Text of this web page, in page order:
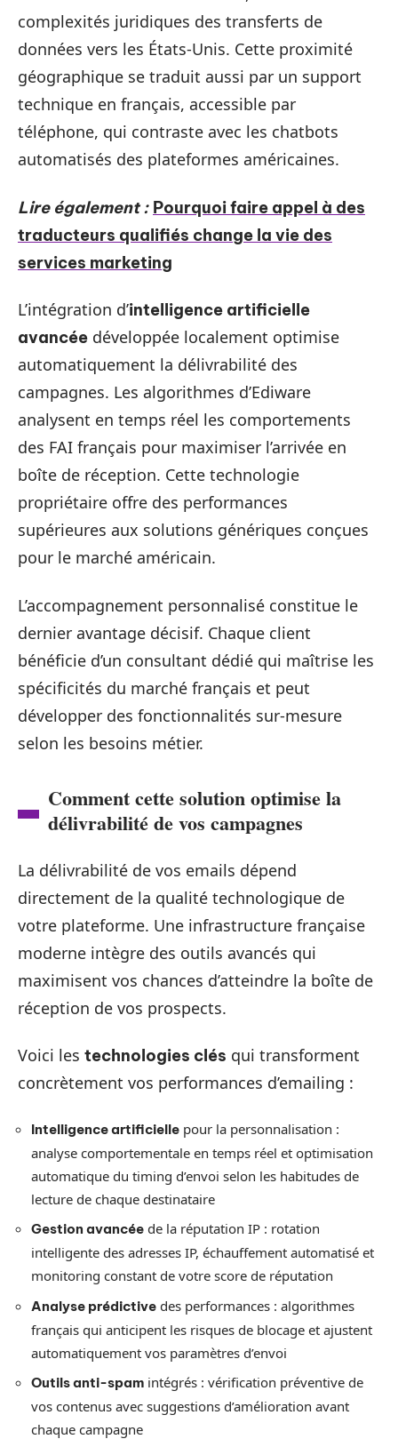
complexités juridiques des transferts de
données vers les États-Unis. Cette proximité
géographique se traduit aussi par un support
technique en français, accessible par
téléphone, qui contraste avec les chatbots
automatisés des plateformes américaines.
Lire également : Pourquoi faire appel à des
traducteurs qualifiés change la vie des
services marketing
L’intégration d’intelligence artificielle
avancée développée localement optimise
automatiquement la délivrabilité des
campagnes. Les algorithmes d’Ediware
analysent en temps réel les comportements
des FAI français pour maximiser l’arrivée en
boîte de réception. Cette technologie
propriétaire offre des performances
supérieures aux solutions génériques conçues
pour le marché américain.
L’accompagnement personnalisé constitue le
dernier avantage décisif. Chaque client
bénéficie d’un consultant dédié qui maîtrise les
spécificités du marché français et peut
développer des fonctionnalités sur-mesure
selon les besoins métier.
Comment cette solution optimise la
délivrabilité de vos campagnes
La délivrabilité de vos emails dépend
directement de la qualité technologique de
votre plateforme. Une infrastructure française
moderne intègre des outils avancés qui
maximisent vos chances d’atteindre la boîte de
réception de vos prospects.
Voici les technologies clés qui transforment
concrètement vos performances d’emailing :
Intelligence artificielle pour la personnalisation :
analyse comportementale en temps réel et optimisation
automatique du timing d’envoi selon les habitudes de
lecture de chaque destinataire
Gestion avancée de la réputation IP : rotation
intelligente des adresses IP, échauffement automatisé et
monitoring constant de votre score de réputation
Analyse prédictive des performances : algorithmes
français qui anticipent les risques de blocage et ajustent
automatiquement vos paramètres d’envoi
Outils anti-spam intégrés : vérification préventive de
vos contenus avec suggestions d’amélioration avant
chaque campagne